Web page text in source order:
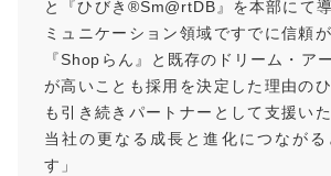
と『ひびき®Sm@rtDB』を本部にて
ミュニケーション領域ですでに信頼
『Shopらん』と既存のドリーム・ア
が高いことも採用を決定した理由の
も引き続きパートナーとして支援い
当社の更なる成長と進化につながる
す」